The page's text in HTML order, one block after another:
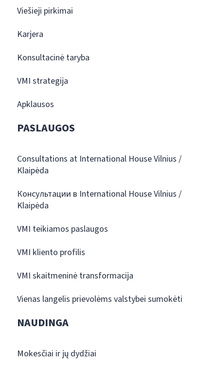
Viešieji pirkimai
Karjera
Konsultacinė taryba
VMI strategija
Apklausos
PASLAUGOS
Consultations at International House Vilnius /
Klaipėda
Консультации в International House Vilnius /
Klaipėda
VMI teikiamos paslaugos
VMI kliento profilis
VMI skaitmeninė transformacija
Vienas langelis prievolėms valstybei sumokėti
NAUDINGA
Mokesčiai ir jų dydžiai